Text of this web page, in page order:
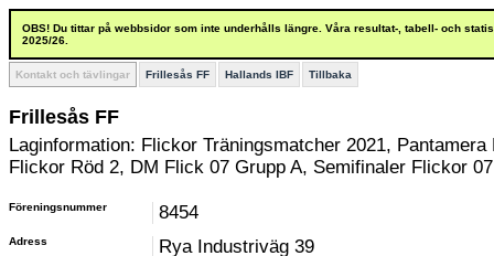
OBS! Du tittar på webbsidor som inte underhålls längre. Våra resultat-, tabell- och
2025/26.
Kontakt och tävlingar Frillesås FF Hallands IBF Tillbaka
Frillesås FF
Laginformation: Flickor Träningsmatcher 2021,
Flickor Röd 2, DM Flick 07 Grupp A, Semifinaler Flickor
Föreningsnummer 8454
Adress
Rya Industriväg 39